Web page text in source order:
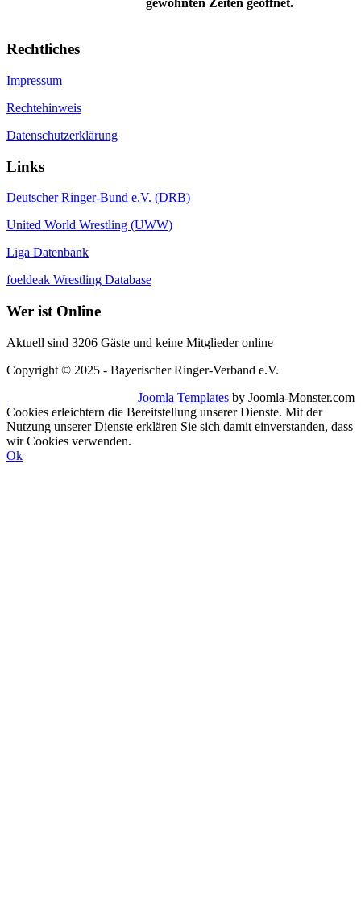
Rechtliches
Impressum
Rechtehinweis
Datenschutzerklärung
Links
Deutscher Ringer-Bund e.V. (DRB)
United World Wrestling (UWW)
Liga Datenbank
foeldeak Wrestling Database
Wer ist Online
Aktuell sind 3206 Gäste und keine Mitglieder online
Copyright © 2025 - Bayerischer Ringer-Verband e.V.
Joomla Templates by Joomla-Monster.com
Cookies erleichtern die Bereitstellung unserer Dienste. Mit der
Nutzung unserer Dienste erklären Sie sich damit einverstanden, dass
wir Cookies verwenden.
Ok